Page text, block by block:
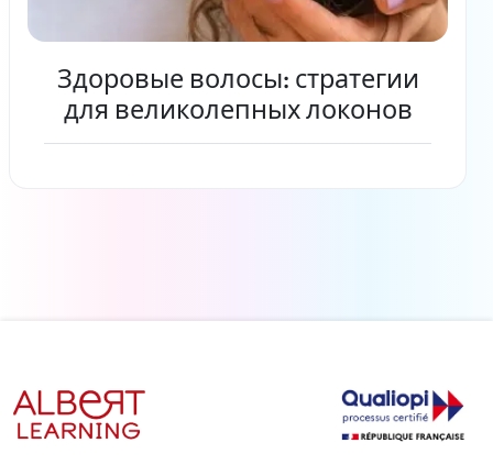
Здоровые волосы: стратегии
для великолепных локонов